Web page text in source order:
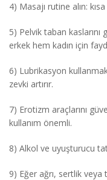
4) Masajı rutine alın:
5) Pelvik taban
erkek hem kadın için
6) Lubrikasyon
zevki artırır.
7) Erotizm araçlarını
kullanım önemli.
8) Alkol ve uyuşturucu
9) Eğer ağrı, sertlik